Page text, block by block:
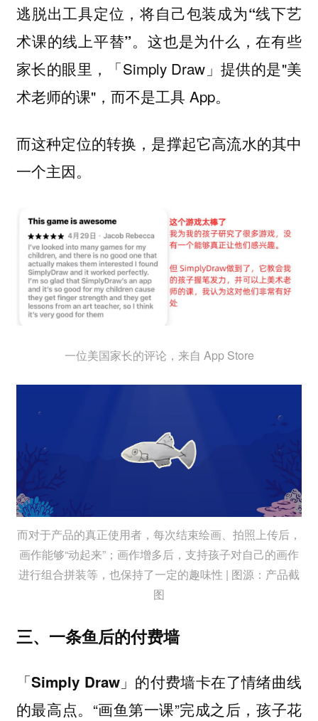
逃脱出工具定位，将自己包装成为“线下艺
术课的线上平替”。 这也是为什么，在有些
家长的眼里，「Simply Draw」提供的是"美
术老师的课"，而不是工具 App。
而这种定位的转换，是撑起它高流水的其中
一个主因。
一位美国家长的评论，来自 App Store
而对于产品的真正使用者，每次结束绘画、拍照上传后，
画作能够“动起来”；画作增多后，支持孩子对自己的画作
进行组合拼装等，也保持了一定的趣味性 | 图源：产品截
图
三、一条鱼后的付费墙
「Simply Draw」的付费墙卡在了情绪曲线
的最高点。 “画鱼第一课”完成之后，孩子花